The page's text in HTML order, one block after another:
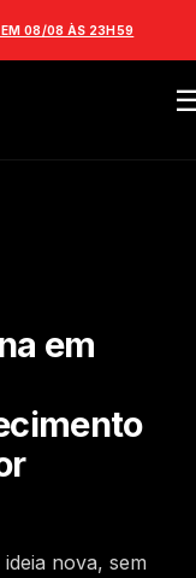
EM 08/08 ÀS 23H59
em
nova, sem